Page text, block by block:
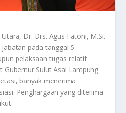
Dr. Drs. Agus Fatoni, M.Si.
pada tanggal 5
pelaksaan tugas relatif
Gubernur Sulut Asal Lampung
banyak menerima
Penghargaan yang diterima